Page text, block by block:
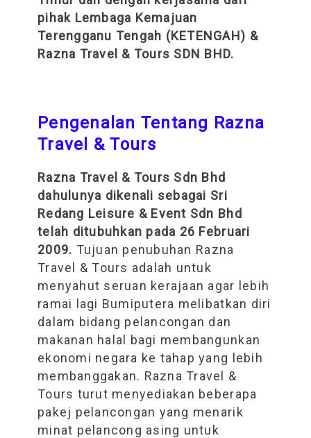
pihak Lembaga Kemajuan
Terengganu Tengah (KETENGAH) &
Razna Travel & Tours SDN BHD.
Pengenalan Tentang Razna
Travel & Tours
Razna Travel & Tours Sdn Bhd
dahulunya dikenali sebagai Sri
Redang Leisure & Event Sdn Bhd
telah ditubuhkan pada 26 Februari
2009. Tujuan penubuhan Razna
Travel & Tours adalah untuk
menyahut seruan kerajaan agar lebih
ramai lagi Bumiputera melibatkan diri
dalam bidang pelancongan dan
makanan halal bagi membangunkan
ekonomi negara ke tahap yang lebih
membanggakan. Razna Travel &
Tours turut menyediakan beberapa
pakej pelancongan yang menarik
minat pelancong asing untuk